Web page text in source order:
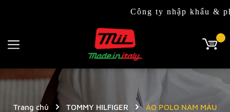
Công ty nhập khẩu & phân
Trang chủ TOMMY HILFIGER
ÁO POLO NAM MÀU